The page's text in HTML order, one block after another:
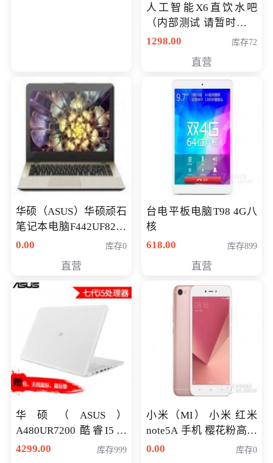
人工智能X6直饮水吧
（内部测试 请暂时不要
购买）
1298.00 库存72
直营
华硕（ASUS）华硕顽石
笔记本电脑F442UF8250
八代独显轻薄办公商务
0.00 库存0
直营
台电平板电脑T98 4G八
核
618.00
库存899
直营
华硕（ASUS）
A480UR7200 酷睿I5超
薄学生办公游戏独显笔
4299.00 库存999
小米（MI） 小米 红米
note5A 手机 樱花粉高配
版 全网通(3G+32G)
0.00 库存0